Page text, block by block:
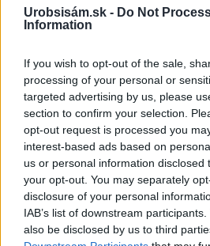
Urobsisám.sk - Do Not
Information
If you wish to opt-out of the sale,
processing of your personal or
targeted advertising by us, please
section to confirm your selection.
opt-out request is processed you
interest-based ads based on
us or personal information disclosed
your opt-out. You may separately
disclosure of your personal
IAB’s list of downstream
also be disclosed by us to third
tmel na drevo – použite
medzier medzi doskami
úvahy, že drevo je
neustále pracuje, a
môžu časom objaviť;
vyhladenie – po
povrch, odstráňte prach a
rovný a bez viditeľných